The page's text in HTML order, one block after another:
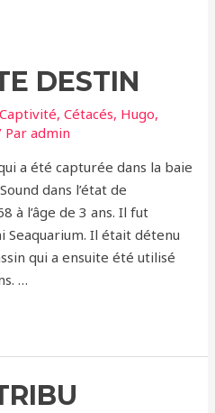
DESTIN
Captivité,Cétacés, Hugo,
Paradmin
a été capturée dans la baie
dans l’état de
à l’âge de 3 ans. Il fut
Il était détenu
qui a ensuite été utilisé
…